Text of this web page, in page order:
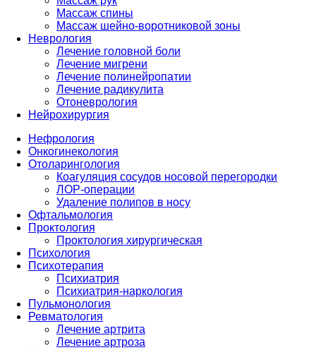
Массаж спины
Массаж шейно-воротниковой зоны
Неврология
Лечение головной боли
Лечение мигрени
Лечение полинейропатии
Лечение радикулита
Отоневрология
Нейрохирургия
Нефрология
Онкогинекология
Отоларингология
Коагуляция сосудов носовой перегородки
ЛОР-операции
Удаление полипов в носу
Офтальмология
Проктология
Проктология хирургическая
Психология
Психотерапия
Психиатрия
Психиатрия-наркология
Пульмонология
Ревматология
Лечение артрита
Лечение артроза